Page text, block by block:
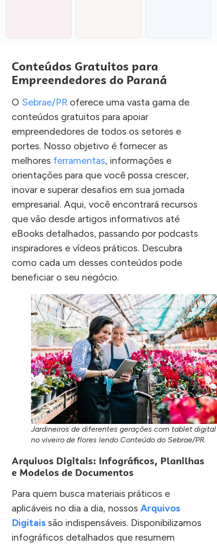
Conteúdos Gratuitos para
Empreendedores do Paraná
O Sebrae/PR oferece uma vasta gama de
conteúdos gratuitos para apoiar
empreendedores de todos os setores e
portes. Nosso objetivo é fornecer as
melhores ferramentas, informações e
orientações para que você possa crescer,
inovar e superar desafios em sua jornada
empresarial. Aqui, você encontrará recursos
que vão desde artigos informativos até
eBooks detalhados, passando por podcasts
inspiradores e vídeos práticos. Descubra
como cada um desses conteúdos pode
beneficiar o seu negócio.
Jardineiros de diferentes gerações com tablet digital
no viveiro de flores lendo Conteúdo do Sebrae/PR.
Arquivos Digitais: Infográficos, Planilhas
e Modelos de Documentos
Para quem busca materiais práticos e
aplicáveis no dia a dia, nossos Arquivos
Digitais são indispensáveis. Disponibilizamos
infográficos detalhados que resumem